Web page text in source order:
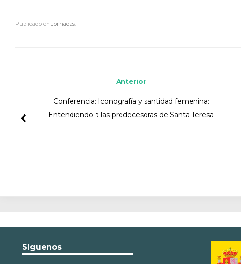
Publicado enJornadas.
Anterior
Conferencia: Iconografía y santidad femenina:
Entendiendo a las predecesoras de Santa Teresa
Síguenos